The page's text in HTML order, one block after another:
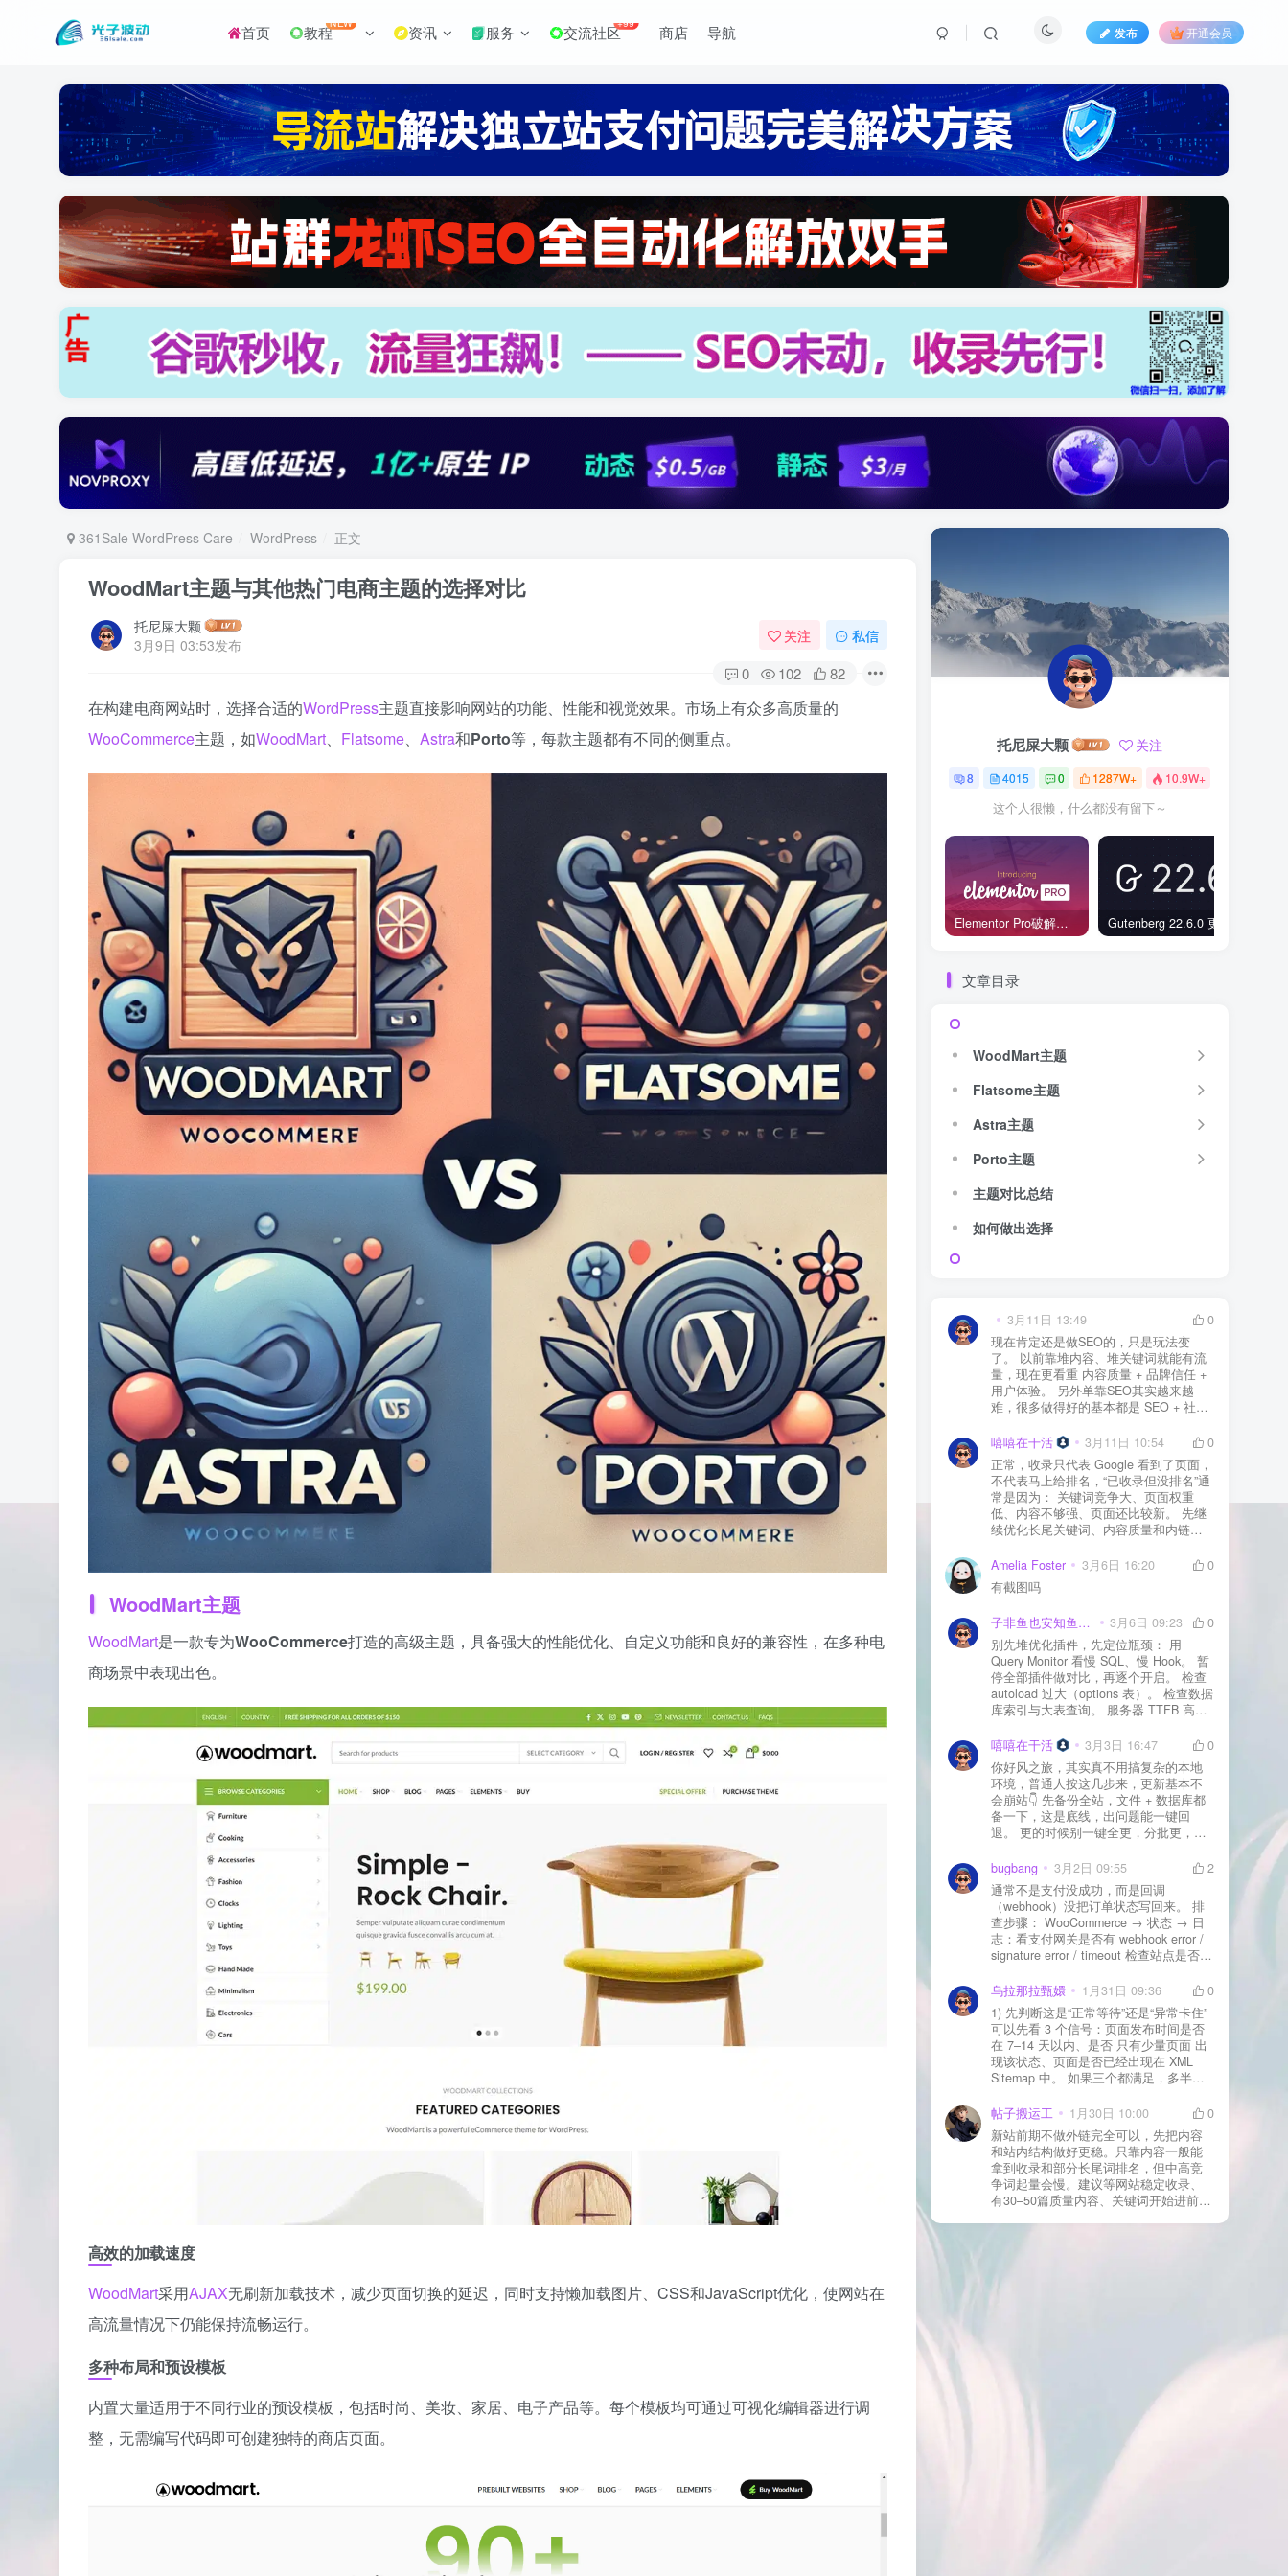
首页 教程NEW 资讯 服务 交流社区+99 商店 导航 发布 开通会员
361Sale WordPress Care WordPress 正文
WoodMart主题与其他热门电商主题的选择对比
托尼屎大颗
3月9日 03:53发布
关注 私信
0 102 82
在构建电商网站时，选择合适的WordPress主题直接影响网站的功能、性能和视觉效果。市场上有众多高质量的
WooCommerce主题，如WoodMart、 Flatsome、 Astra和Porto等，每款主题都有不同的侧重点。
WoodMart主题
WoodMart是一款专为WooCommerce打造的高级主题，具备强大的性能优化、自定义功能和良好的兼容性，在多种电
商场景中表现出色。
高效的加载速度
WoodMart采用AJAX无刷新加载技术，减少页面切换的延迟，同时支持懒加载图片、CSS和JavaScript优化，使网站在
高流量情况下仍能保持流畅运行。
多种布局和预设模板
内置大量适用于不同行业的预设模板，包括时尚、美妆、家居、电子产品等。每个模板均可通过可视化编辑器进行调
整，无需编写代码即可创建独特的商店页面。
托尼屎大颗 关注
8 4015 0 1287W+ 10.9W+
这个人很懒，什么都没有留下～
Elementor Pro破解版还能用吗？2026年常见风险与后果盘点
文章目录
WoodMart主题
Flatsome主题
Astra主题
Porto主题
主题对比总结
如何做出选择
3月11日 13:49
0
现在肯定还是做SEO的，只是玩法变
了。 以前靠堆内容、堆关键词就能有流
量，现在更看重 内容质量 + 品牌信任 +
用户体验。 另外单靠SEO其实越来越
难，很多做得好的基本都是 SEO + 社媒
质还是一个长期获客渠道，但不能再当
成唯一渠道了。
嘻嘻在干活 3月11日 10:54
0
正常，收录只代表 Google 看到了页面，
不代表马上给排名，“已收录但没排名”通
常是因为： 关键词竞争大、页面权重
低、内容不够强、页面还比较新。 先继
续优化长尾关键词、内容质量和内链，
Amelia Foster
3月6日 16:20
0
有截图吗
子非鱼也安知鱼之乐 3月6日 09:23
0
别先堆优化插件，先定位瓶颈： 用
Query Monitor 看慢 SQL、慢 Hook。 暂
停全部插件做对比，再逐个开启。 检查
autoload 过大（options 表）。 检查数据
库索引与大表查询。 服务器 TTFB 高就
嘻嘻在干活
3月3日 16:47
0
你好风之旅，其实真不用搞复杂的本地
环境，普通人按这几步来，更新基本不
会崩站👇 先备份全站，文件 + 数据库都
备一下，这是底线，出问题能一键回
退。 更的时候别一键全更，分批更，先
立刻清缓存，去前台检查首页、文章
页、按钮、表单这些关键位置。 最好再
装个支持版本回滚的插件，万一崩了，
一秒切回旧版。 总结来说：先备份、分
批更、更完查、留退路，稳得很✅😎希望
能帮到你
bugbang 3月2日 09:55
2
通常不是支付没成功，而是回调
（webhook）没把订单状态写回来。 排
查步骤： WooCommerce → 状态 → 日
志：看支付网关是否有 webhook error /
signature error / timeout 检查站点是否被
全插件） 检查是否启用了“缓存结账页/接
口路径”（结账页和回调接口不应缓存）
看服务器错误日志是否有 500/致命错误
导致回调执行中断 解决方案： 放行 wp-
json、wc-api、支付网关回调 URL（按网
关文档配置） 关闭结账页的缓存与 JS
合并压缩测试一次 若使用 Cloudflare：
则
乌拉那拉甄嬛 1月31日 09:36
0
1) 先判断这是“正常等待”还是“异常卡住”
可以先看 3 个信号：页面发布时间是否
在 7–14 天以内、是否 只有少量页面 出
现该状态、页面是否已经出现在 XML
Sitemap 中。 如果三个都满足，多半属
手。 2) 什么情况下“等”是没用的？ 以下
情况基本不会靠时间自动解决：页面几
乎没有内链（孤立页）、内容与站内已
有页面高度相似、canonical 指向了别的
URL、同一主题短时间发布太多相似文
章。 这种情况下，Google 已经抓取，但
判断“当前不值得进入索引”。 3) 最有效
的人工干预方式（不折腾） 优先做这 3
确认 canonical 为自指，避免被判定为重
关键词、随意改 URL 或标题 这些操作会
让 Google 重新评估页面稳定性，反而拖
慢收录。 5) 一个实用判断标准 如果一篇
文章：已被抓取、没有 noindex / robots
问题、有至少 1–2 条相关内链、内容明
显解决了一个独立问题，那它 是否被收
录，只是时间问题，不是插件问题。
帖子搬运工 1月30日 10:00
0
新站前期不做外链完全可以，先把内容
和站内结构做好更稳。只靠内容一般能
拿到收录和部分长尾词排名，但中高竞
争词起量会慢。建议等网站稳定收录、
有30–50篇质量内容、关键词开始进前